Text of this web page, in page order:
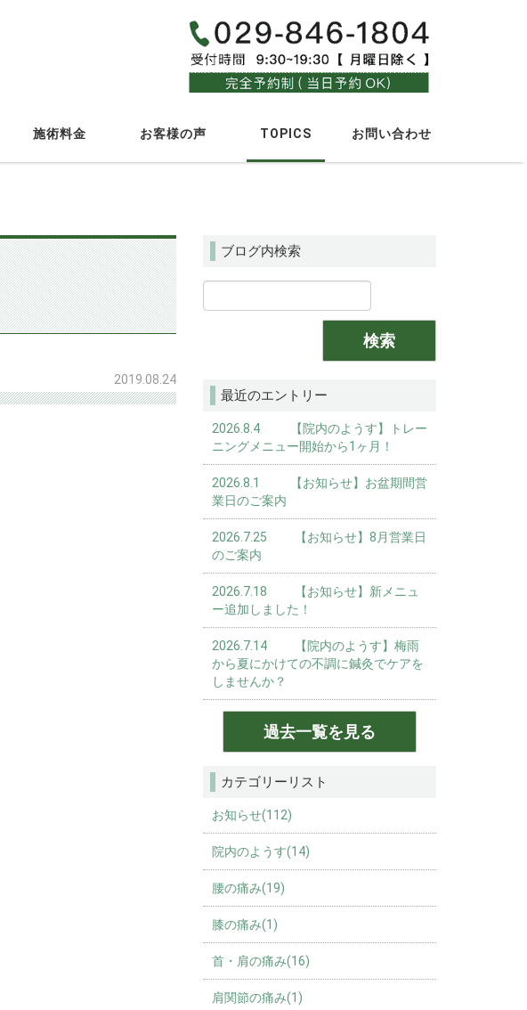
施術料金 お客様の声 TOPICS お問い合わせ
2019.08.24
ブログ内検索
最近のエントリー
2026.8.4 【院内のようす】トレー
ニングメニュー開始から1ヶ月！
2026.8.1 【お知らせ】お盆期間営
業日のご案内
2026.7.25 【お知らせ】8月営業日
のご案内
2026.7.18 【お知らせ】新メニュ
ー追加しました！
2026.7.14 【院内のようす】梅雨
から夏にかけての不調に鍼灸でケアを
しませんか？
過去一覧を見る
カテゴリーリスト
お知らせ(112)
院内のようす(14)
腰の痛み(19)
膝の痛み(1)
首・肩の痛み(16)
肩関節の痛み(1)